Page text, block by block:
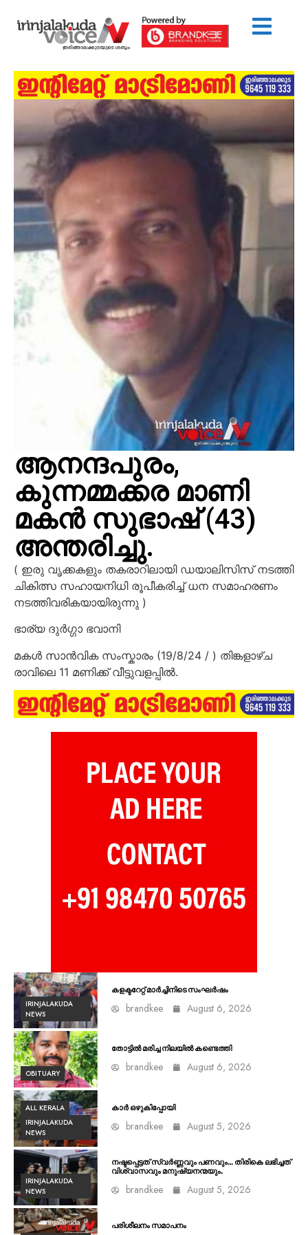
ആനന്ദപുരം,
കുന്നമ്മക്കര മാണി
മകൻ സുഭാഷ് (43)
അന്തരിച്ചു.
( ഇരു വൃക്കകളും തകരാറിലായി ഡയാലിസിസ് നടത്തി
ചികിത്സ സഹായനിധി രൂപീകരിച്ച് ധന സമാഹരണം
നടത്തിവരികയായിരുന്നു )
ഭാര്യ ദുർഗ്ഗാ ഭവാനി
മകൾ സാൻവിക സംസ്കാരം (19/8/24 / ) തിങ്കളാഴ്ച
രാവിലെ 11 മണിക്ക് വീട്ടുവളപ്പിൽ.
IRINJALAKUDA
NEWS
കളക്ടറേറ്റ് മാർച്ചിനിടെ സംഘർഷം
brandkee August 6, 2026
OBITUARY
തോട്ടിൽ മരിച്ച നിലയിൽ കണ്ടെത്തി
brandkee August 6, 2026
ALL KERALA
IRINJALAKUDA
NEWS
കാർ ഒഴുകിപ്പോയി
brandkee August 5, 2026
IRINJALAKUDA
NEWS
നഷ്ടപ്പെട്ടത് സ്വർണ്ണവും പണവും… തിരികെ ലഭിച്ചത്
വിശ്വാസവും മനുഷ്യനന്മയും.
brandkee August 5, 2026
പരിശീലനം സമാപനം